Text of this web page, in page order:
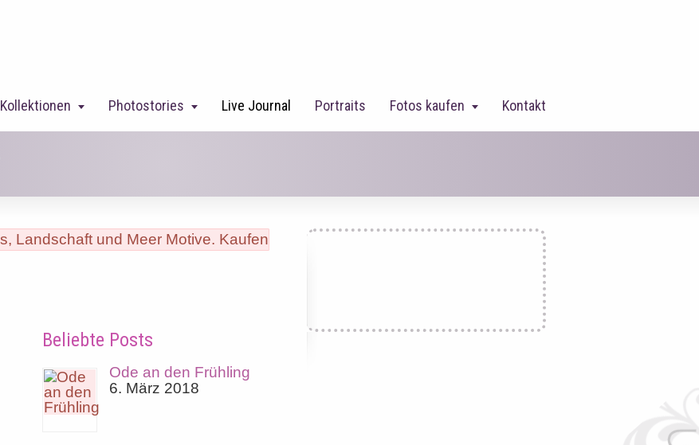
Kollektionen Photostories Live Journal Portraits Fotos kaufen Kontakt
Beliebte Posts
Ode an den Frühling
6. März 2018